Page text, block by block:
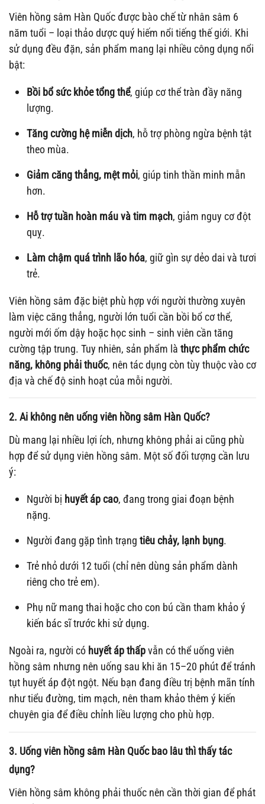
Viên hồng sâm Hàn Quốc được bào chế từ nhân sâm 6
năm tuổi – loại thảo dược quý hiếm nổi tiếng thế giới. Khi
sử dụng đều đặn, sản phẩm mang lại nhiều công dụng nổi
bật:
Bồi bổ sức khỏe tổng thể, giúp cơ thể tràn đầy năng
lượng.
Tăng cường hệ miễn dịch, hỗ trợ phòng ngừa bệnh tật
theo mùa.
Giảm căng thẳng, mệt mỏi, giúp tinh thần minh mẫn
hơn.
Hỗ trợ tuần hoàn máu và tim mạch, giảm nguy cơ đột
quỵ.
Làm chậm quá trình lão hóa, giữ gìn sự dẻo dai và tươi
trẻ.
Viên hồng sâm đặc biệt phù hợp với người thường xuyên
làm việc căng thẳng, người lớn tuổi cần bồi bổ cơ thể,
người mới ốm dậy hoặc học sinh – sinh viên cần tăng
cường tập trung. Tuy nhiên, sản phẩm là thực phẩm chức
năng, không phải thuốc, nên tác dụng còn tùy thuộc vào cơ
địa và chế độ sinh hoạt của mỗi người.
2. Ai không nên uống viên hồng sâm Hàn Quốc?
Dù mang lại nhiều lợi ích, nhưng không phải ai cũng phù
hợp để sử dụng viên hồng sâm. Một số đối tượng cần lưu
ý:
Người bị huyết áp cao, đang trong giai đoạn bệnh
nặng.
Người đang gặp tình trạng tiêu chảy, lạnh bụng.
Trẻ nhỏ dưới 12 tuổi (chỉ nên dùng sản phẩm dành
riêng cho trẻ em).
Phụ nữ mang thai hoặc cho con bú cần tham khảo ý
kiến bác sĩ trước khi sử dụng.
Ngoài ra, người có huyết áp thấpvẫn có thể uống viên
hồng sâm nhưng nên uống sau khi ăn 15–20 phút để tránh
tụt huyết áp đột ngột. Nếu bạn đang điều trị bệnh mãn tính
như tiểu đường, tim mạch, nên tham khảo thêm ý kiến
chuyên gia để điều chỉnh liều lượng cho phù hợp.
3. Uống viên hồng sâm Hàn Quốc bao lâu thì thấy tác
dụng?
Viên hồng sâm không phải thuốc nên cần thời gian để phát